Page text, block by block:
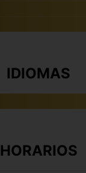
IDIOMAS
HORARIOS